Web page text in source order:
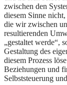
zwischen den
diesem Sinne
die wir zwischen
resultierenden
„gestaltet werde“,
Gestaltung des
diesem Prozess
Beziehungen und
Selbststeuerung